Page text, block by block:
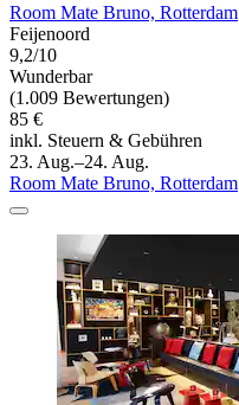
Room Mate Bruno, Rotterdam
Feijenoord
9,2/10
Wunderbar
(1.009 Bewertungen)
85 €
inkl. Steuern & Gebühren
23. Aug.–24. Aug.
Room Mate Bruno, Rotterdam